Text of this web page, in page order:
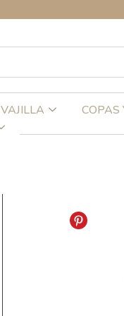
VAJILLA COPAS